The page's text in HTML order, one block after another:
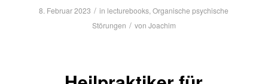
8. Februar 2023 / in lecturebooks,Organische psychische
Störungen / von Joachim